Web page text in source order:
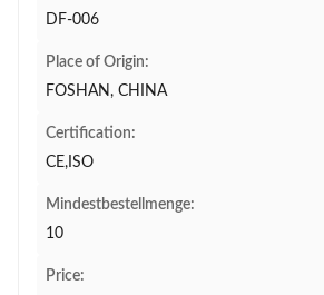
DF-006
Place of Origin:
FOSHAN, CHINA
Certification:
CE,ISO
Mindestbestellmenge:
10
Price: